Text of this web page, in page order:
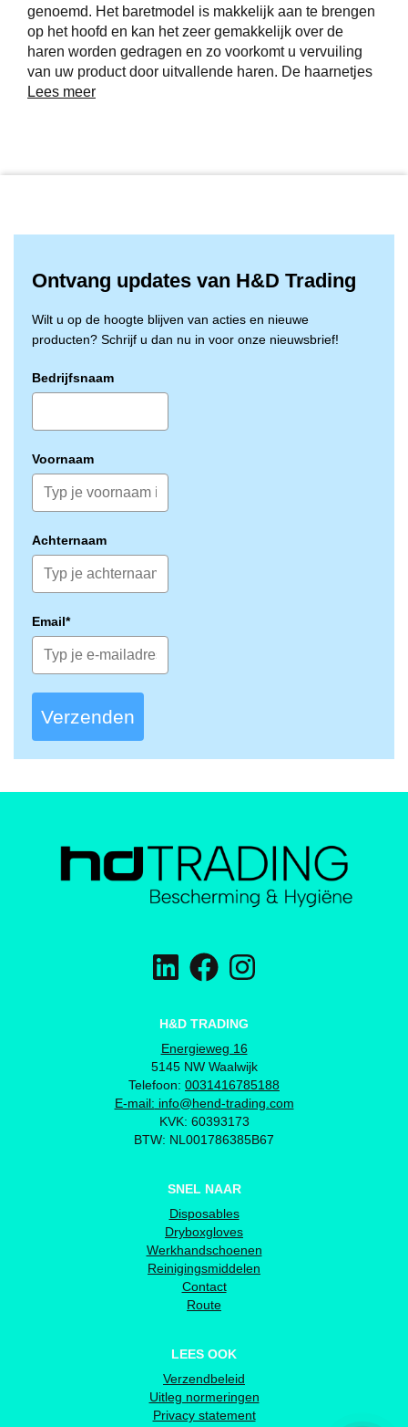
genoemd. Het baretmodel is makkelijk aan te brengen
op het hoofd en kan het zeer gemakkelijk over de
haren worden gedragen en zo voorkomt u vervuiling
van uw product door uitvallende haren. De haarnetjes
van H&D hebben goede ademende eigenschappen
totale haardekking.
Lees meer
Ontvang updates van H&D Trading
Wilt u op de hoogte blijven van acties en nieuwe
producten? Schrijf u dan nu in voor onze nieuwsbrief!
Bedrijfsnaam
Voornaam
Achternaam
Email*
Verzenden
H&D TRADING
Energieweg 16
5145 NW Waalwijk
Telefoon: 0031416785188
E-mail: info@hend-trading.com
KVK: 60393173
BTW: NL001786385B67
SNEL NAAR
Disposables
Dryboxgloves
Werkhandschoenen
Reinigingsmiddelen
Contact
Route
LEES OOK
Verzendbeleid
Uitleg normeringen
Privacy statement